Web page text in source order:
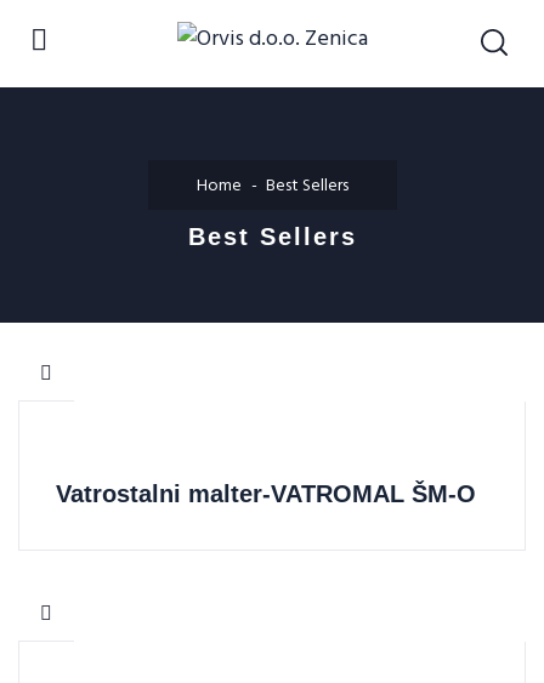
Home Best Sellers
Best Sellers
Vatrostalni malter-VATROMAL ŠM-O